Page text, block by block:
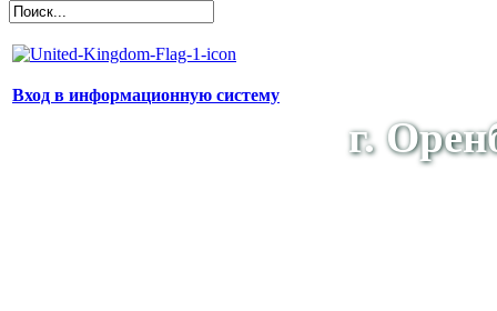
Вход в информационную систему
г.